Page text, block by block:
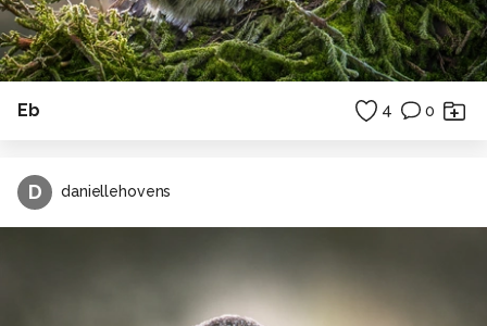
Eb 4 0
D daniellehovens